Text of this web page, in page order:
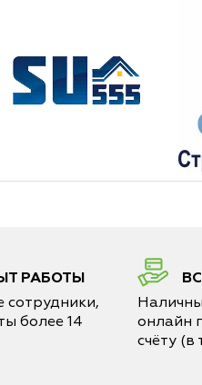
РАБОТЫ
более 14
онлайн
счёту (в